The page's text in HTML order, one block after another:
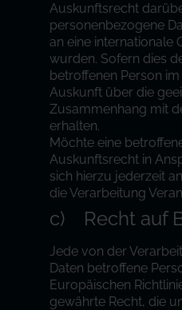
Auskunftsrecht
personenbezogene
an eine internationale
wurden. Sofern dies
betroffenen Person
Auskunft über die
Zusammenhang mit
erhalten.
Möchte eine
Auskunftsrecht in
sich hierzu jederzeit
die Verarbeitung
c) Recht auf
Jede von der
Daten betroffene
Europäischen
gewährte Recht, die